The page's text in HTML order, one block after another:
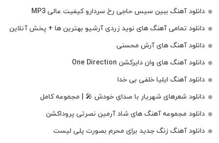
دانلود آهنگ ببین سیس حاجی رخ سردارو کیفیت عالی MP3
دانلود تمامی آهنگ های نوید زردی آرشیو بهترین ها + پخش آنلاین
دانلود آهنگ های آرش محسنی
دانلود آهنگ های وان دایرکشن One Direction
دانلود آهنگ ایلیا خلفی بی خدا
دانلود شعرهای شهریار با صدای خودش 🎤 | مجموعه کامل
دانلود مجموعه آهنگ های شاد آرمین نصرتی پروداکشن
دانلود آهنگ زنگ جدید برای محرم بصورت پلی لیست